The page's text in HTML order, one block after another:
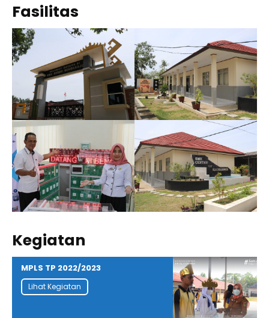
Fasilitas
Kegiatan
MPLS TP 2022/2023
Lihat Kegiatan